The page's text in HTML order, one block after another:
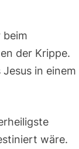
beim
der Krippe.
in einem
wäre.